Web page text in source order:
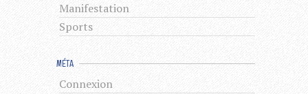
Manifestation
Sports
MÉTA
Connexion